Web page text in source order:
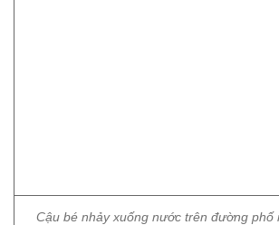
Cậu bé nhảy xuống nước trên đường phố